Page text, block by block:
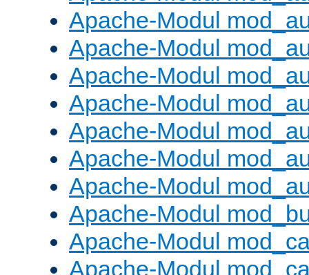
Apache-Modul
Apache-Modul
Apache-Modul
Apache-Modul
Apache-Modul
Apache-Modul
Apache-Modul
Apache-Modul
Apache-Modul
Apache-Modul